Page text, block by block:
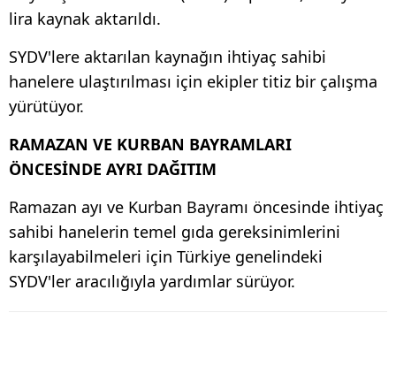
lira kaynak aktarıldı.
SYDV'lere aktarılan kaynağın ihtiyaç sahibi
hanelere ulaştırılması için ekipler titiz bir çalışma
yürütüyor.
RAMAZAN VE KURBAN BAYRAMLARI
ÖNCESİNDE AYRI DAĞITIM
Ramazan ayı ve Kurban Bayramı öncesinde ihtiyaç
sahibi hanelerin temel gıda gereksinimlerini
karşılayabilmeleri için Türkiye genelindeki
SYDV'ler aracılığıyla yardımlar sürüyor.